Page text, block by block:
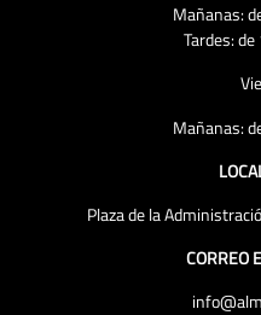
Mañanas:
Tardes:
Mañanas:
Plaza de la
CORREO